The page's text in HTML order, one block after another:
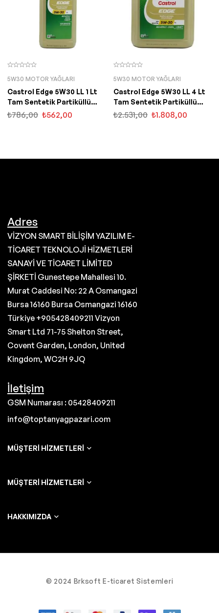
5W30 MOTOR YAĞLARI
Castrol Edge 5W30 LL 1 Lt
Tam Sentetik Partiküllü
Motor Yağı
₺786,00 ₺562,00
5W30 MOTOR YAĞLARI
Castrol Edge 5W30 LL 4 Lt
Tam Sentetik Partiküllü
Motor Yağı
₺2.531,00 ₺1.808,00
Adres
VİZYON SMART BİLİŞİM YAZILIM E-
TİCARET TEKNOLOJİ HİZMETLERİ
SANAYİ VE TİCARET LİMİTED
ŞİRKETİ Gunestepe Mahallesi 10.
Murat Caddesi No: 22 A Osmangazi
Bursa 16160 Bursa Osmangazi 16160
Türkiye +905428409211 Vizyon
Smart Ltd 71-75 Shelton Street,
Covent Garden, London, United
Kingdom, WC2H 9JQ
İletişim
GSM Numarası : 05428409211
info@toptanyagpazari.com
MÜŞTERI HIZMETLERI
MÜŞTERI HIZMETLERI
HAKKIMIZDA
© 2024 Brksoft E-ticaret Sistemleri